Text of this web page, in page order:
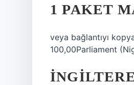
1 PAKET
veya bağlantıyı
100,00Parliament